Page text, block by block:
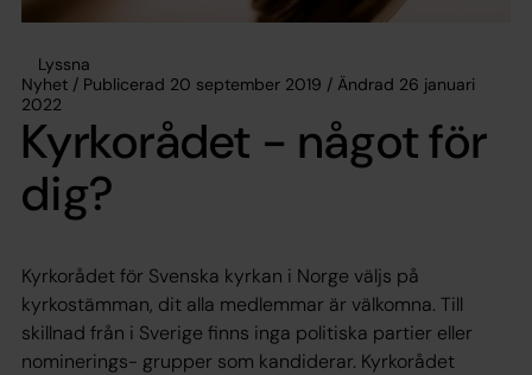
Lyssna
Nyhet / Publicerad 20 september 2019 / Ändrad 26 januari
2022
Kyrkorådet - något för
dig?
Kyrkorådet för Svenska kyrkan i Norge väljs på
kyrkostämman, dit alla medlemmar är välkomna. Till
skillnad från i Sverige finns inga politiska partier eller
nominerings- grupper som kandiderar. Kyrkorådet